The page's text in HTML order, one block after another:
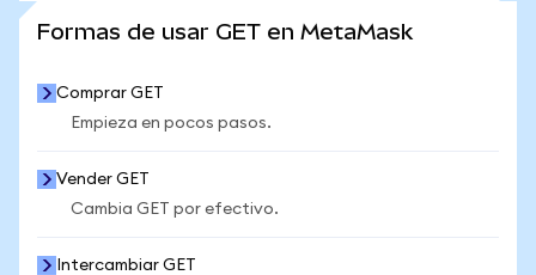
Formas de usar GET en MetaMask
Comprar GET
Empieza en pocos pasos.
Vender GET
Cambia GET por efectivo.
Intercambiar GET